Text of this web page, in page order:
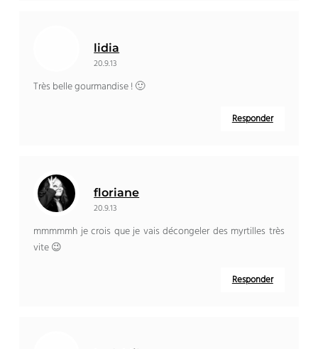
lidia
20.9.13
Très belle gourmandise! 🙂
Responder
floriane
20.9.13
mmmmmh je crois que je vais décongeler des myrtilles très
vite 😉
Responder